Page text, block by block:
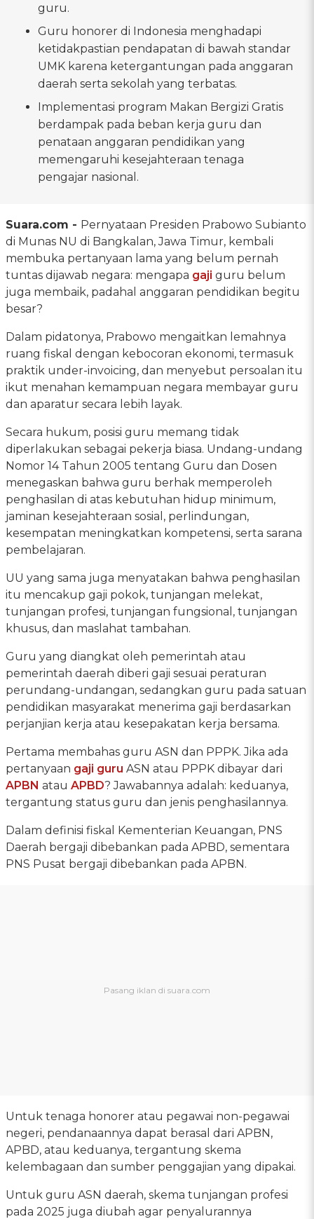
guru.
Guru honorer di Indonesia menghadapi
ketidakpastian pendapatan di bawah standar
UMK karena ketergantungan pada anggaran
daerah serta sekolah yang terbatas.
Implementasi program Makan Bergizi Gratis
berdampak pada beban kerja guru dan
penataan anggaran pendidikan yang
memengaruhi kesejahteraan tenaga
pengajar nasional.
Suara.com - Pernyataan Presiden Prabowo Subianto
di Munas NU di Bangkalan, Jawa Timur, kembali
membuka pertanyaan lama yang belum pernah
tuntas dijawab negara: mengapa gaji guru belum
juga membaik, padahal anggaran pendidikan begitu
besar?
Dalam pidatonya, Prabowo mengaitkan lemahnya
ruang fiskal dengan kebocoran ekonomi, termasuk
praktik under-invoicing, dan menyebut persoalan itu
ikut menahan kemampuan negara membayar guru
dan aparatur secara lebih layak.
Secara hukum, posisi guru memang tidak
diperlakukan sebagai pekerja biasa. Undang-undang
Nomor 14 Tahun 2005 tentang Guru dan Dosen
menegaskan bahwa guru berhak memperoleh
penghasilan di atas kebutuhan hidup minimum,
jaminan kesejahteraan sosial, perlindungan,
kesempatan meningkatkan kompetensi, serta sarana
pembelajaran.
UU yang sama juga menyatakan bahwa penghasilan
itu mencakup gaji pokok, tunjangan melekat,
tunjangan profesi, tunjangan fungsional, tunjangan
khusus, dan maslahat tambahan.
Guru yang diangkat oleh pemerintah atau
pemerintah daerah diberi gaji sesuai peraturan
perundang-undangan, sedangkan guru pada satuan
pendidikan masyarakat menerima gaji berdasarkan
perjanjian kerja atau kesepakatan kerja bersama.
Pertama membahas guru ASN dan PPPK. Jika ada
pertanyaan gaji guru ASN atau PPPK dibayar dari
APBN atau APBD? Jawabannya adalah: keduanya,
tergantung status guru dan jenis penghasilannya.
Dalam definisi fiskal Kementerian Keuangan, PNS
Daerah bergaji dibebankan pada APBD, sementara
PNS Pusat bergaji dibebankan pada APBN.
Untuk tenaga honorer atau pegawai non-pegawai
negeri, pendanaannya dapat berasal dari APBN,
APBD, atau keduanya, tergantung skema
kelembagaan dan sumber penggajian yang dipakai.
Untuk guru ASN daerah, skema tunjangan profesi
pada 2025 juga diubah agar penyalurannya